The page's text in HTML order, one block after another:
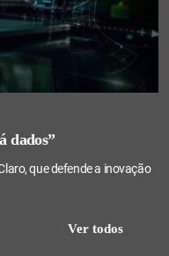
dados”
que defende a inovação
Ver todos